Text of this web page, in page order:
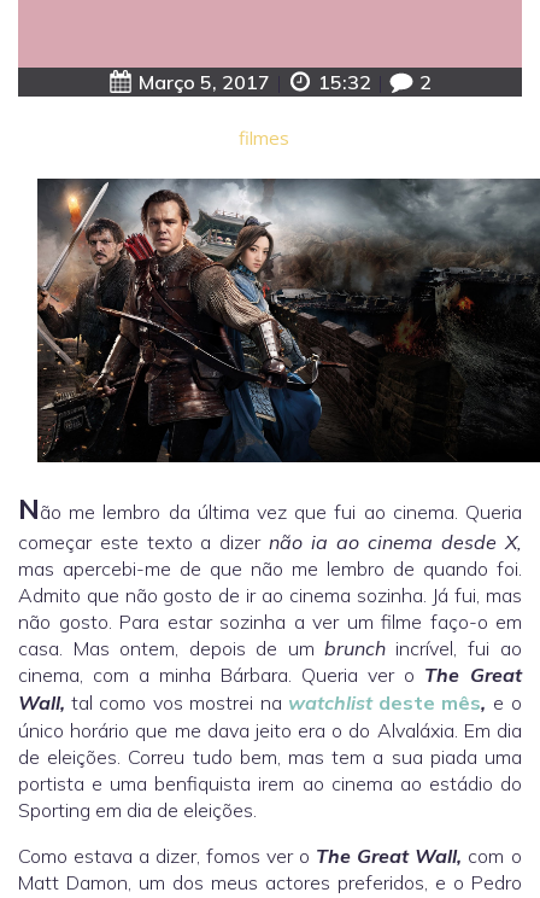
Março 5, 2017 15:32 2
filmes
Não me lembro da última vez que fui ao cinema. Queria
começar este texto a dizer não ia ao cinema desde X,
mas apercebi-me de que não me lembro de quando foi.
Admito que não gosto de ir ao cinema sozinha. Já fui, mas
não gosto. Para estar sozinha a ver um filme faço-o em
casa. Mas ontem, depois de um brunch incrível, fui ao
cinema, com a minha Bárbara. Queria ver o The Great
Wall, tal como vos mostrei na watchlist deste mês, e o
único horário que me dava jeito era o do Alvaláxia. Em dia
de eleições. Correu tudo bem, mas tem a sua piada uma
portista e uma benfiquista irem ao cinema ao estádio do
Sporting em dia de eleições.
Como estava a dizer, fomos ver o The Great Wall, com o
Matt Damon, um dos meus actores preferidos, e o Pedro